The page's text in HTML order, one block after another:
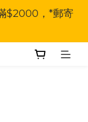
$2000，*郵寄